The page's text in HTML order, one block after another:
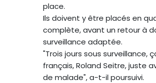
place.
Ils doivent y être placés en
complète, avant un retour à
surveillance adaptée.
"Trois jours sous
français, Roland Seitre, juste
de malade", a-t-il poursuivi.